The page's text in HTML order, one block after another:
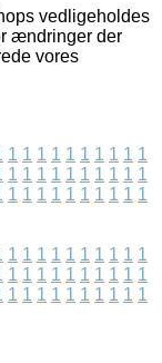
vedligeholdes
ændringer der
vores
1 1 1 1 1 1 1 1 1 1
1 1 1 1 1 1 1 1 1 1
1 1 1 1 1 1 1 1 1 1
1 1 1 1 1 1 1 1 1 1
1 1 1 1 1 1 1 1 1 1
1 1 1 1 1 1 1 1 1 1